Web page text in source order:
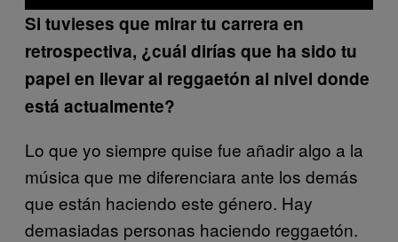
Si tuvieses que mirar tu carrera en
retrospectiva, ¿cuál dirías que ha sido tu
papel en llevar al reggaetón al nivel donde
está actualmente?
Lo que yo siempre quise fue añadir algo a la
música que me diferenciara ante los demás
que están haciendo este género. Hay
demasiadas personas haciendo reggaetón.